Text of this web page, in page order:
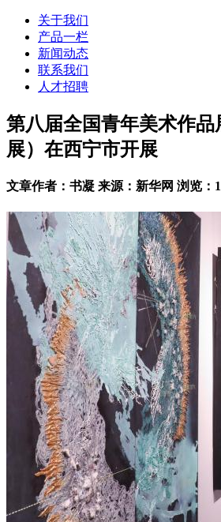
关于我们
产品一栏
新闻动态
联系我们
人才招聘
第八届全国青年美术作品
展）在西宁市开展
文章作者：书凝 来源：新华网 浏览：